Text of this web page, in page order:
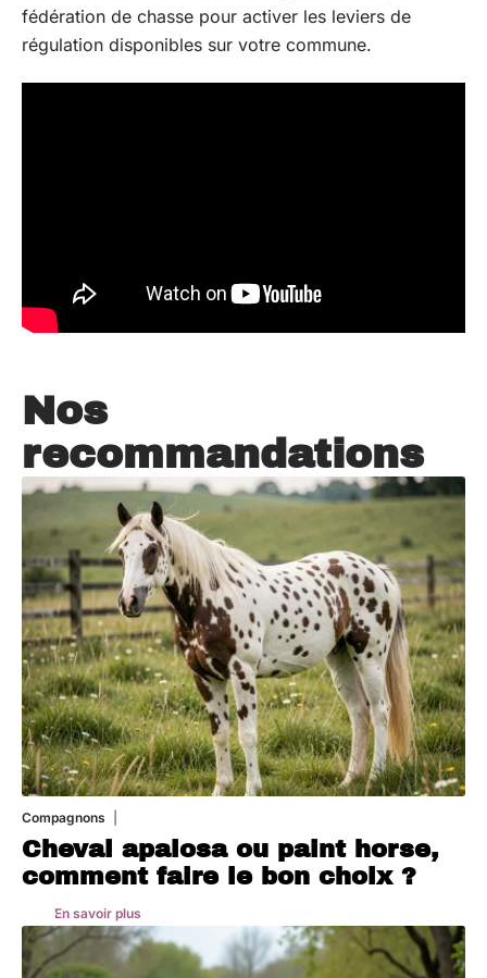
fédération de chasse pour activer les leviers de
régulation disponibles sur votre commune.
Nos
recommandations
Compagnons
Cheval apalosa ou paint horse,
comment faire le bon choix ?
En savoir plus